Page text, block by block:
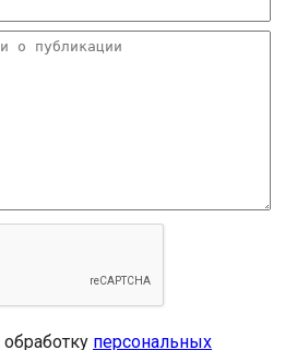
персональных